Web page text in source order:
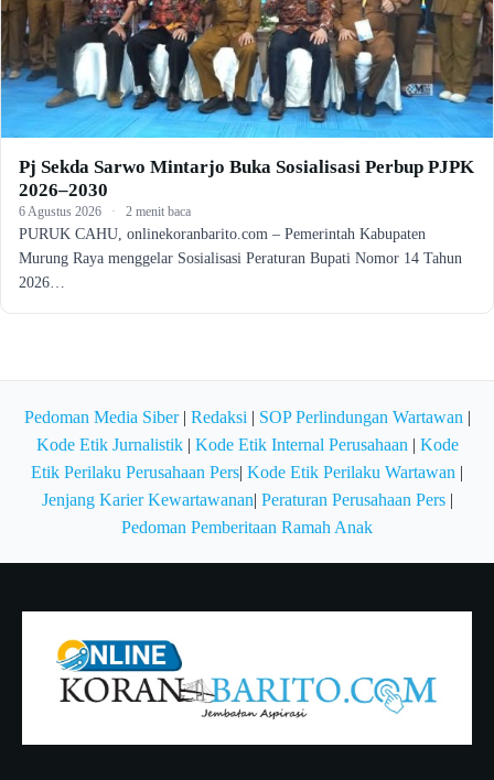
Pj Sekda Sarwo Mintarjo Buka Sosialisasi Perbup PJPK
2026–2030
6 Agustus 2026 · 2 menit baca
PURUK CAHU, onlinekoranbarito.com – Pemerintah Kabupaten
Murung Raya menggelar Sosialisasi Peraturan Bupati Nomor 14 Tahun
2026…
Pedoman Media Siber| Redaksi | SOP Perlindungan Wartawan |
Kode Etik Jurnalistik| Kode Etik Internal Perusahaan | Kode
Etik Perilaku Perusahaan Pers| Kode Etik Perilaku Wartawan |
Jenjang Karier Kewartawanan| Peraturan Perusahaan Pers|
Pedoman Pemberitaan Ramah Anak